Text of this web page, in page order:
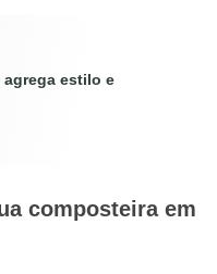
agrega estilo e
composteira em